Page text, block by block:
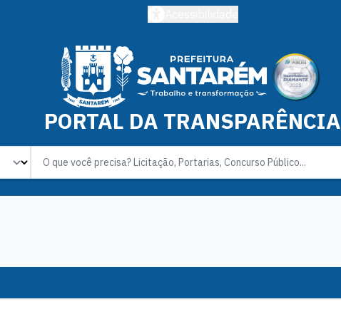
PORTAL DA TRANSPARÊNCIA